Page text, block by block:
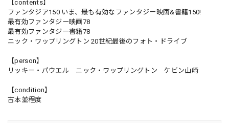
【contents】
ファンタジア150 いま、最も有効なファンタジー映画&書籍150!
最有効ファンタジー映画78
最有効ファンタジー書籍78
ニック・ワップリングトン 20世紀最後のフォト・ドライブ
【person】
リッキー・パウエル ニック・ワップリングトン ケビン山崎
【condition】
古本並程度